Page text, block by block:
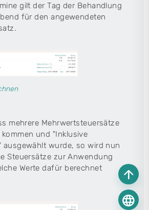
arrow_upward
language
gilt der Tag der Behandlung
für den angewendeten
mehrere Mehrwertsteuersätze
und "Inklusive
ausgewählt wurde, so wird nun
Steuersätze zur Anwendung
Werte dafür berechnet